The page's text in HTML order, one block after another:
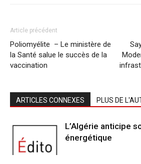
Article précédent
Poliomyélite – Le ministère de
la Santé salue le succès de la
vaccination
ARTICLES CONNEXES PLUS DE
L’Algérie anticipe
énergétique